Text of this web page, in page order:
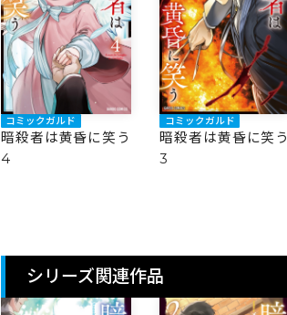
コミックガルド
暗殺者は黄昏に笑う
4
コミックガルド
暗殺者は黄昏に笑う
3
シリーズ関連作品